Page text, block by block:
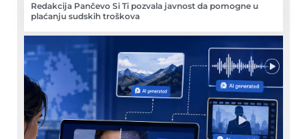
Redakcija Pančevo Si Ti pozvala javnost da pomogne u
plaćanju sudskih troškova